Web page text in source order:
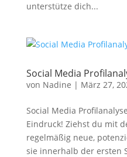
unterstütze dich...
Social Media
von Nadine | März 27,
Social Media
Eindruck! Ziehst du mit
regelmäßig neue,
sie innerhalb der ersten